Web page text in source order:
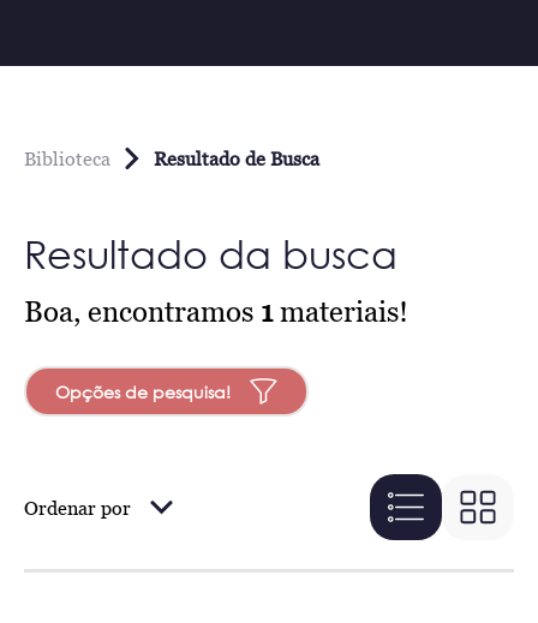
Biblioteca Resultado de Busca
Resultado da busca
Boa, encontramos 1materiais!
Opções de pesquisa!
Ordenar por